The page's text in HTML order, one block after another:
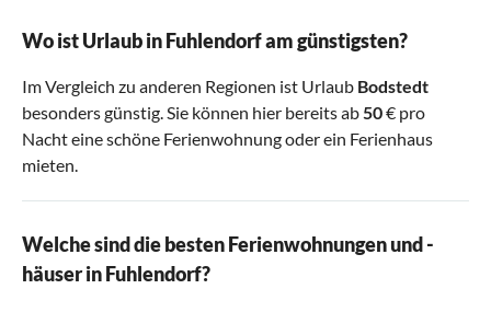
Wo ist Urlaub in Fuhlendorf am günstigsten?
Im Vergleich zu anderen Regionen ist Urlaub Bodstedt
besonders günstig. Sie können hier bereits ab 50€ pro
Nacht eine schöne Ferienwohnung oder ein Ferienhaus
mieten.
Welche sind die besten Ferienwohnungen und -
häuser in Fuhlendorf?